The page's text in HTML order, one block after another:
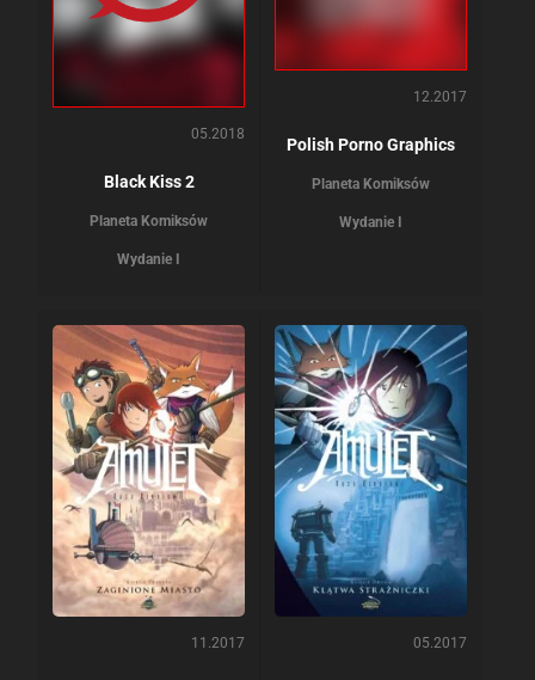
05.2018
Black Kiss 2
Planeta Komiksów
Wydanie I
12.2017
Polish Porno Graphics
Planeta Komiksów
Wydanie I
11.2017 05.2017